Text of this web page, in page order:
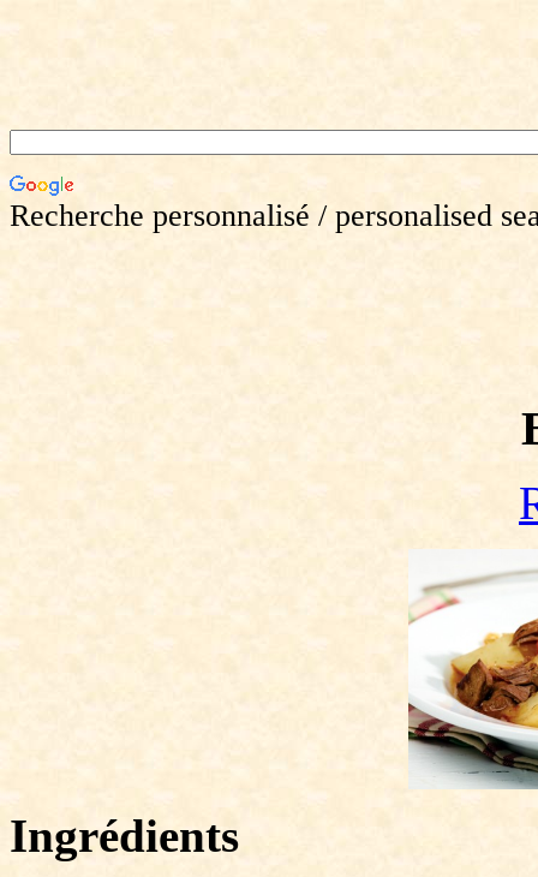
Recherche personnalisé / personalised
Ingrédients